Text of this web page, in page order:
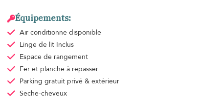
Équipements:
Air conditionné disponible
Linge de lit Inclus
Espace de rangement
Fer et planche à repasser
Parking gratuit privé & extérieur
Sèche-cheveux